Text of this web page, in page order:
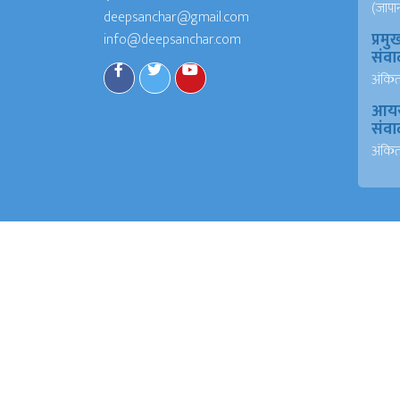
deepsanchar@gmail.com
info@deepsanchar.com